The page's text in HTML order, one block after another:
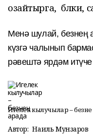
озайтырга, ә бәлки,
Менә шулай, безнең
күзгә чалынып
рәвештә ярдәм
Игелек кылучылар –
Автор: Наиль Мунзаров